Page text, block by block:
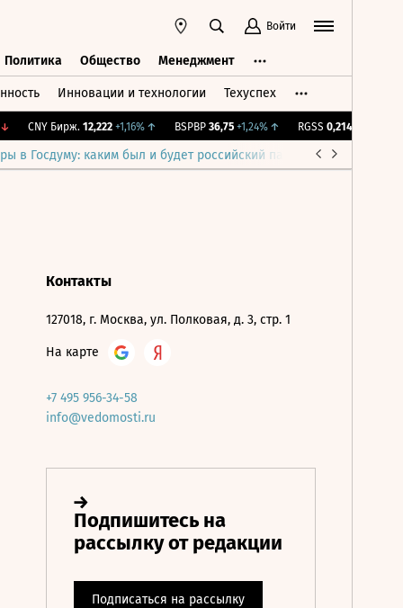
Войти
Политика Общество Менеджмент
Инновации и технологии Техуспех
CNY Бирж. 12,222 +1,16%↑ BSPBP 36,75 +1,24%↑ RGSS 0,214 +2,19%
в Госдуму: каким был и будет российский парламент
Контакты
127018, г. Москва, ул. Полковая, д. 3, стр. 1
На карте
+7 495 956-34-58
info@vedomosti.ru